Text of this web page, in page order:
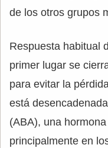
de los otros grupos
Respuesta habitual
primer lugar se
para evitar la
está
(ABA), una
principalmente en